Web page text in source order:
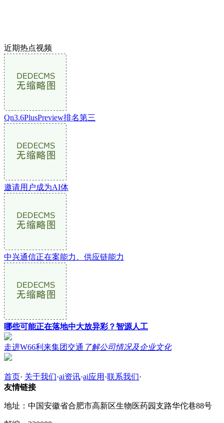
近期热点视频
Qn3.6PlusPreview排名第三
邀请用户成为AI体
中兴通信正在案能力、供应链能力
哪些可能正在落地中大放异彩？智源人工
走进W66利来集团交通 了解公司情况及企业文化
首页· 关于我们·ai资讯·ai应用 ·联系我们·
友情链接
地址：中国安徽省合肥市高新区生物医药园支路华佗巷88号